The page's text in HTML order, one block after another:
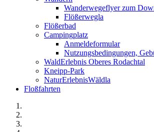
Wanderwegeflyer zum
Flößerwegla
Flößerbad
Campingplatz
Anmeldeformular
Nutzungsbedingungen,
WaldErlebnis Oberes Rodachtal
Kneipp-Park
NaturErlebnisWäldla
Floßfahrten